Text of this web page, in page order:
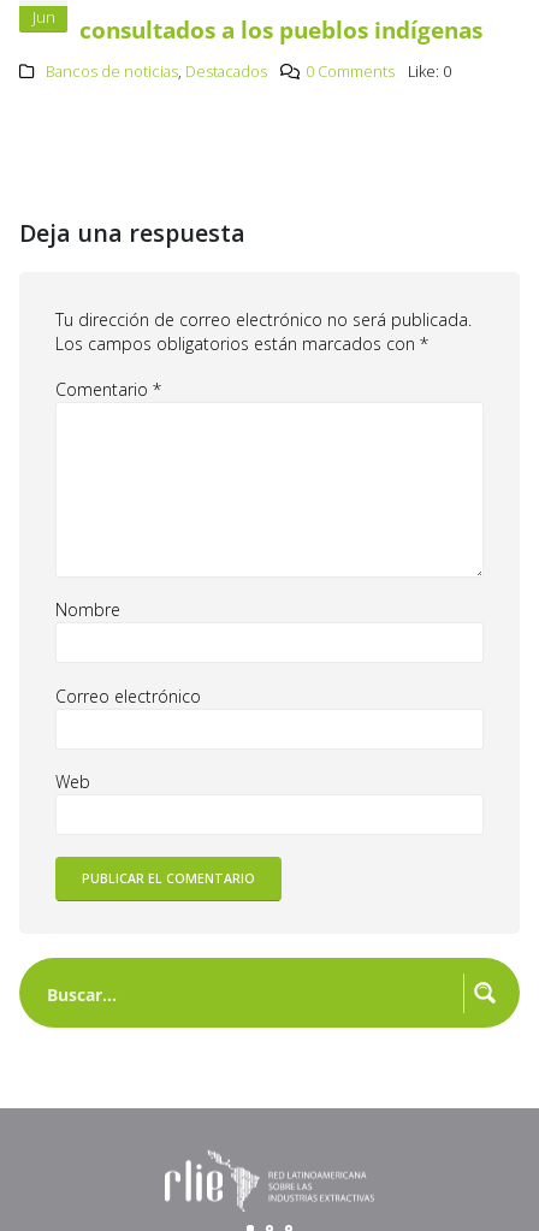
Jun
consultados a los pueblos indígenas
Bancos de noticias, Destacados 0 Comments Like: 0
Deja una respuesta
Tu dirección de correo electrónico no será publicada.
Los campos obligatorios están marcados con *
Comentario *
Nombre
Correo electrónico
Web